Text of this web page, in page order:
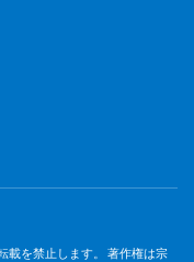
載を禁止します。 著作権は宗